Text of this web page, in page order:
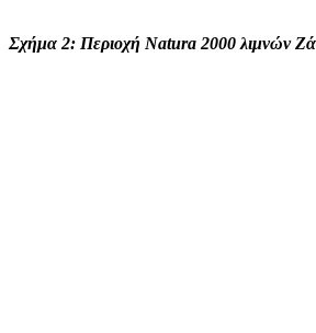
Σχήμα 2: Περιοχή Natura 2000 λιμνών